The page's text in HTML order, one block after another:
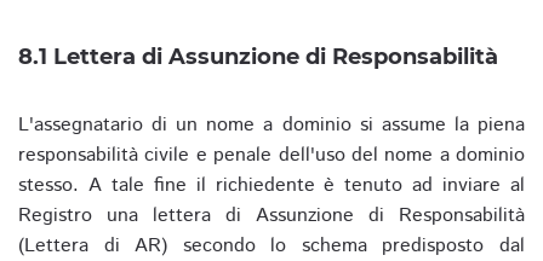
8.1 Lettera di Assunzione di Responsabilità
L'assegnatario di un nome a dominio si assume la piena
responsabilità civile e penale dell'uso del nome a dominio
stesso. A tale fine il richiedente è tenuto ad inviare al
Registro una lettera di Assunzione di Responsabilità
(Lettera di AR) secondo lo schema predisposto dal